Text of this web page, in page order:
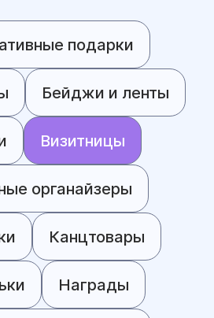
подарки
Бейджи и ленты
Визитницы
органайзеры
Канцтовары
Награды